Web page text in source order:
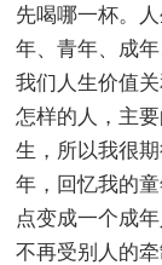
先喝哪一杯。
年、青年、成
我们人生价值
怎样的人，主
生，所以我很
年，回忆我的
点变成一个成
不再受别人的